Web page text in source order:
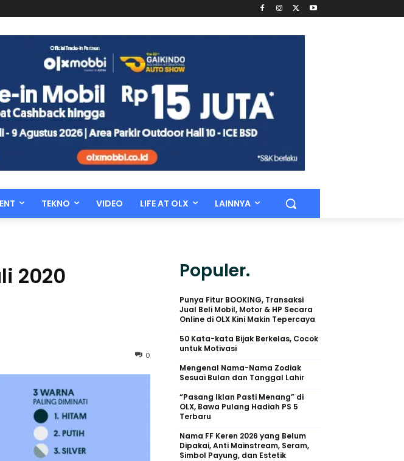
TEKNO VIDEO LIFE AT OLX LAINNYA
2020
0
Populer.
Punya Fitur BOOKING, Transaksi
Jual Beli Mobil, Motor & HP Secara
Online di OLX Kini Makin Tepercaya
50 Kata-kata Bijak Berkelas, Cocok
untuk Motivasi
Mengenal Nama-Nama Zodiak
Sesuai Bulan dan Tanggal Lahir
“Pasang Iklan Pasti Menang” di
OLX, Bawa Pulang Hadiah PS 5
Terbaru
Nama FF Keren 2026 yang Belum
Dipakai, Anti Mainstream, Seram,
Simbol Payung, dan Estetik